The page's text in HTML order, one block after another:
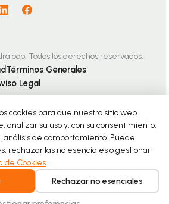
Todos los derechos reservados.
Términos Generales
Legal
cookies para que nuestro sitio web
su uso y, con su consentimiento,
de comportamiento. Puede
rechazar las no esenciales o gestionar
de Cookies
Rechazar no esenciales